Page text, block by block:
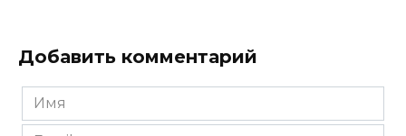
Добавить комментарий
Имя
*